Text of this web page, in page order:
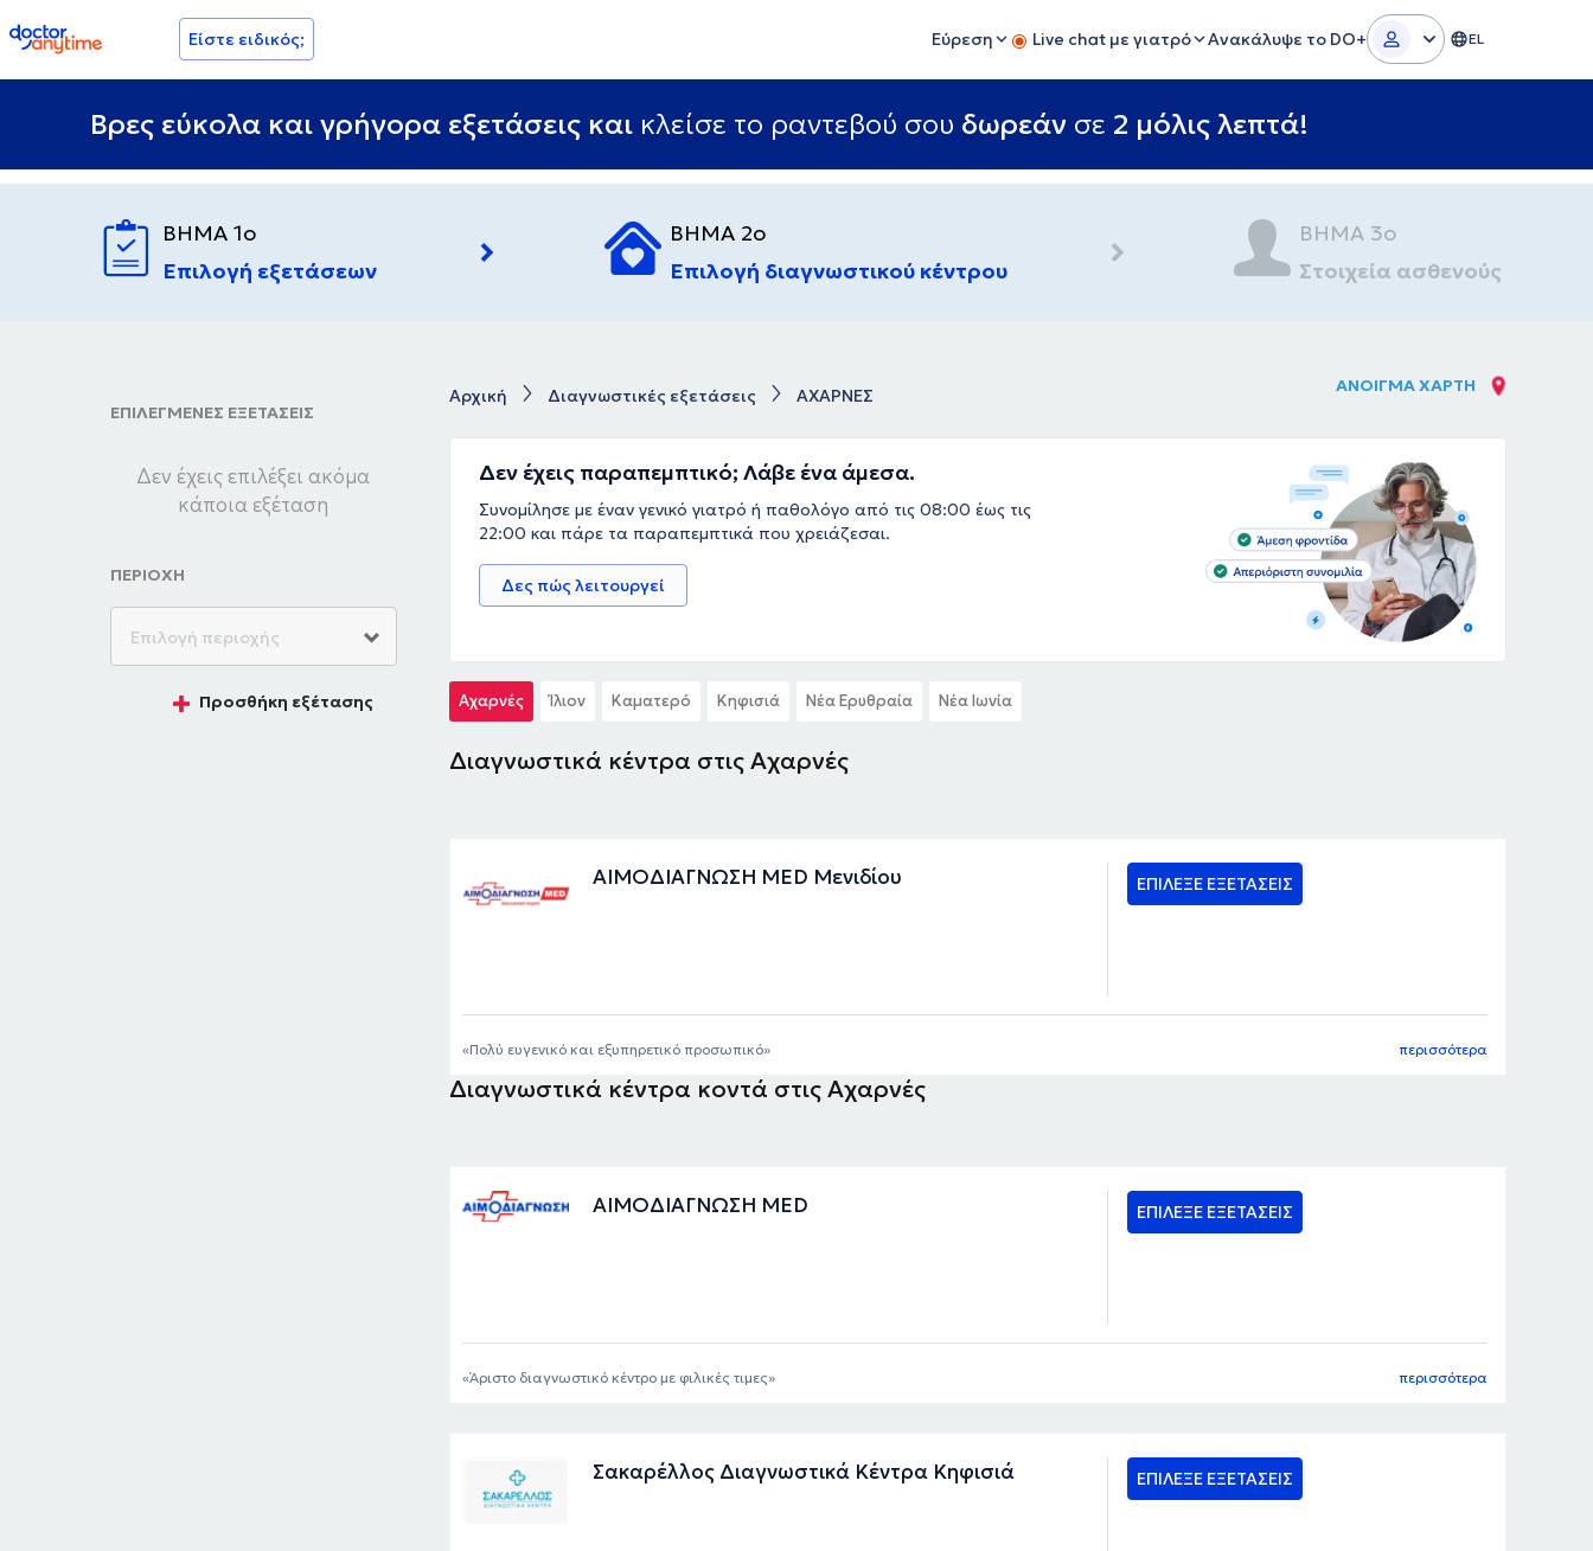
doctoranytime Είστε ειδικός; Εύρεση Live chat με γιατρό Ανακάλυψε το DO+ EL
Βρες εύκολα και γρήγορα εξετάσεις και κλείσε το ραντεβού σου δωρεάν σε 2 μόλις λεπτά!
ΒΗΜΑ 1ο
Επιλογή εξετάσεων
ΒΗΜΑ 2ο
Επιλογή διαγνωστικού κέντρου
ΒΗΜΑ 3ο
Στοιχεία ασθενούς
ΕΠΙΛΕΓΜΕΝΕΣ ΕΞΕΤΑΣΕΙΣ
Δεν έχεις επιλέξει ακόμα
κάποια εξέταση
ΠΕΡΙΟΧΗ
Προσθήκη εξέτασης
Αρχική Διαγνωστικές εξετάσεις ΑΧΑΡΝΕΣ ΑΝΟΙΓΜΑ ΧΑΡΤΗ
Δεν έχεις παραπεμπτικό; Λάβε ένα άμεσα.
Συνομίλησε με έναν γενικό γιατρό ή παθολόγο από τις 08:00 έως τις
22:00 και πάρε τα παραπεμπτικά που χρειάζεσαι.
Δες πώς λειτουργεί
Αχαρνές Ίλιον Καματερό Κηφισιά Νέα Ερυθραία Νέα Ιωνία
Διαγνωστικά κέντρα στις Αχαρνές
ΑΙΜΟΔΙΑΓΝΩΣΗ MED Μενιδίου ΕΠΙΛΕΞΕ ΕΞΕΤΑΣΕΙΣ
Πολύ ευγενικό και εξυπηρετικό προσωπικό περισσότερα
Διαγνωστικά κέντρα κοντά στις Αχαρνές
ΑΙΜΟΔΙΑΓΝΩΣΗ MED ΕΠΙΛΕΞΕ ΕΞΕΤΑΣΕΙΣ
Άριστο διαγνωστικό κέντρο με φιλικές τιμες περισσότερα
Σακαρέλλος Διαγνωστικά Κέντρα Κηφισιά ΕΠΙΛΕΞΕ ΕΞΕΤΑΣΕΙΣ